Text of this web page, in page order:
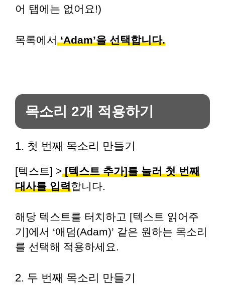
어 탭에는 없어요!)
목록에서‘Adam’을 선택합니다.
목소리 2개 적용하기
1. 첫 번째 목소리 만들기
[텍스트] >[텍스트 추가]를 눌러 첫 번째
대사를 입력합니다.
해당 텍스트를 터치하고 [텍스트 읽어주
기]에서 ‘애덤(Adam)’ 같은 원하는 목소리
를 선택해 적용하세요.
2. 두 번째 목소리 만들기